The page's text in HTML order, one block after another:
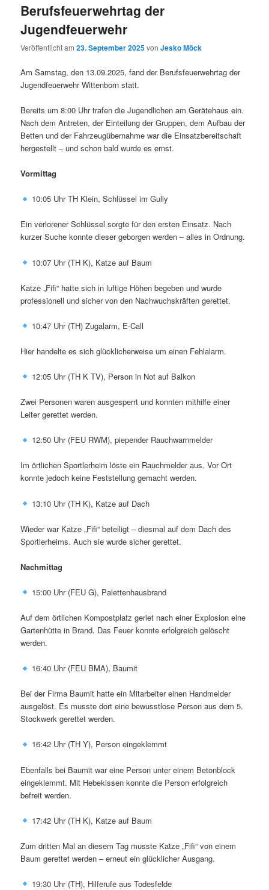
Berufsfeuerwehrtag der
Jugendfeuerwehr
Veröffentlicht am23. September 2025vonJesko Möck
Am Samstag, den 13.09.2025, fand der Berufsfeuerwehrtag der
Jugendfeuerwehr Wittenborn statt.
Bereits um 8:00 Uhr trafen die Jugendlichen am Gerätehaus ein.
Nach dem Antreten, der Einteilung der Gruppen, dem Aufbau der
Betten und der Fahrzeugübernahme war die Einsatzbereitschaft
hergestellt – und schon bald wurde es ernst.
Vormittag
10:05 Uhr TH Klein, Schlüssel im Gully
Ein verlorener Schlüssel sorgte für den ersten Einsatz. Nach
kurzer Suche konnte dieser geborgen werden – alles in Ordnung.
10:07 Uhr (TH K), Katze auf Baum
Katze „Fifi“ hatte sich in luftige Höhen begeben und wurde
professionell und sicher von den Nachwuchskräften gerettet.
10:47 Uhr (TH) Zugalarm, E-Call
Hier handelte es sich glücklicherweise um einen Fehlalarm.
12:05 Uhr (TH K TV), Person in Not auf Balkon
Zwei Personen waren ausgesperrt und konnten mithilfe einer
Leiter gerettet werden.
12:50 Uhr (FEU RWM), piepender Rauchwarnmelder
Im örtlichen Sportlerheim löste ein Rauchmelder aus. Vor Ort
konnte jedoch keine Feststellung gemacht werden.
13:10 Uhr (TH K), Katze auf Dach
Wieder war Katze „Fifi“ beteiligt – diesmal auf dem Dach des
Sportlerheims. Auch sie wurde sicher gerettet.
Nachmittag
15:00 Uhr (FEU G), Palettenhausbrand
Auf dem örtlichen Kompostplatz geriet nach einer Explosion eine
Gartenhütte in Brand. Das Feuer konnte erfolgreich gelöscht
werden.
16:40 Uhr (FEU BMA), Baumit
Bei der Firma Baumit hatte ein Mitarbeiter einen Handmelder
ausgelöst. Es musste dort eine bewusstlose Person aus dem 5.
Stockwerk gerettet werden.
16:42 Uhr (TH Y), Person eingeklemmt
Ebenfalls bei Baumit war eine Person unter einem Betonblock
eingeklemmt. Mit Hebekissen konnte die Person erfolgreich
befreit werden.
17:42 Uhr (TH K), Katze auf Baum
Zum dritten Mal an diesem Tag musste Katze „Fifi“ von einem
Baum gerettet werden – erneut ein glücklicher Ausgang.
19:30 Uhr (TH), Hilferufe aus Todesfelde